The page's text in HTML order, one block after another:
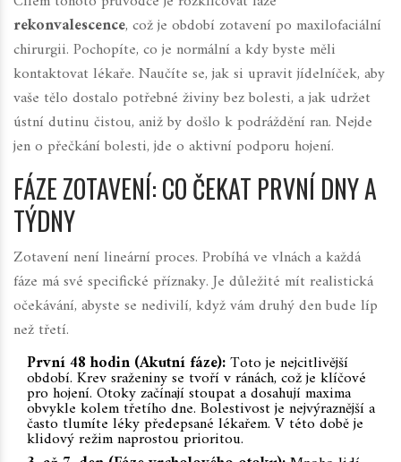
rekonvalescence, což je období zotavení po maxilofaciální
chirurgii. Pochopíte, co je normální a kdy byste měli
kontaktovat lékaře. Naučíte se, jak si upravit jídelníček, aby
vaše tělo dostalo potřebné živiny bez bolesti, a jak udržet
ústní dutinu čistou, aniž by došlo k podráždění ran. Nejde
jen o přečkání bolesti, jde o aktivní podporu hojení.
FÁZE ZOTAVENÍ: CO ČEKAT PRVNÍ DNY A
TÝDNY
Zotavení není lineární proces. Probíhá ve vlnách a každá
fáze má své specifické příznaky. Je důležité mít realistická
očekávání, abyste se nedivilí, když vám druhý den bude líp
než třetí.
První 48 hodin (Akutní fáze):Toto je nejcitlivější
období. Krev sraženiny se tvoří v ránách, což je klíčové
pro hojení. Otoky začínají stoupat a dosahují maxima
obvykle kolem třetího dne. Bolestivost je nejvýraznější a
často tlumíte léky předepsané lékařem. V této době je
klidový režim naprostou prioritou.